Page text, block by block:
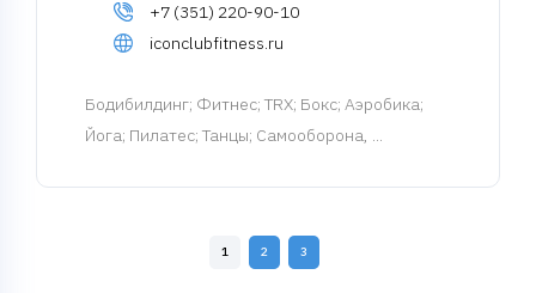
+7 (351) 220-90-10
iconclubfitness.ru
Бодибилдинг; Фитнес; TRX; Бокс; Аэробика;
Йога; Пилатес; Танцы; Самооборона, ...
1 2 3